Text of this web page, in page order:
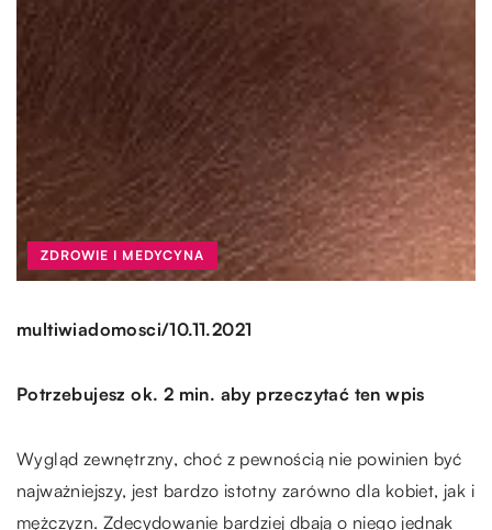
ZDROWIE I MEDYCYNA
multiwiadomosci/10.11.2021
Potrzebujesz ok. 2 min. aby przeczytać ten wpis
Wygląd zewnętrzny, choć z pewnością nie powinien być
najważniejszy, jest bardzo istotny zarówno dla kobiet, jak i
mężczyzn. Zdecydowanie bardziej dbają o niego jednak